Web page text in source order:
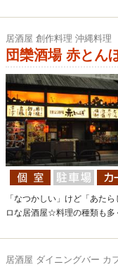
居酒屋 創作料理 沖縄料理
団欒酒場 赤とん
「なつかしい」けど「あた
ロな居酒屋☆料理の種類も多
居酒屋 ダイニングバー カ